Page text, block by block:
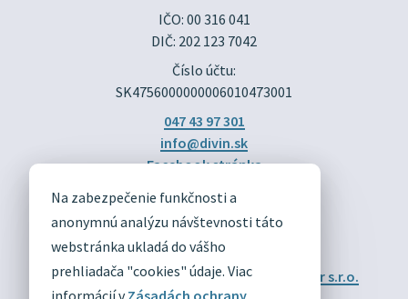
Na zabezpečenie funkčnosti a
anonymnú analýzu návštevnosti táto
webstránka ukladá do vášho
prehliadača "cookies" údaje. Viac
informácií vZásadách ochrany
DIVÍN
OFICIÁLNE STRÁNKY
Technický prevádzkovateľ:Alphabet partner s.r.o.
Správca obsahu:Obec Divín
IČO: 00 316 041
DIČ: 202 123 7042
Číslo účtu:
SK4756000000006010473001
047 43 97 301
info@divin.sk
Facebook stránka